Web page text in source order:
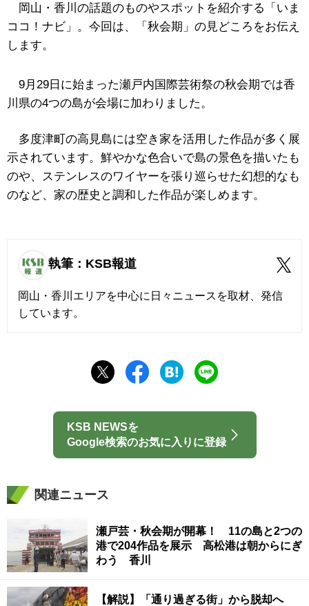
岡山・香川の話題のものやスポットを紹介する「いま
ココ！ナビ」。今回は、「秋会期」の見どころをお伝え
します。
9月29日に始まった瀬戸内国際芸術祭の秋会期では香
川県の4つの島が会場に加わりました。
多度津町の高見島には空き家を活用した作品が多く展
示されています。鮮やかな色合いで島の景色を描いたも
のや、ステンレスのワイヤーを張り巡らせた幻想的なも
のなど、家の歴史と調和した作品が楽しめます。
執筆：KSB報道
岡山・香川エリアを中心に日々ニュースを取材、発信
しています。
KSB NEWSを
Google検索のお気に入りに登録
関連ニュース
瀬戸芸・秋会期が開幕！ 11の島と2つの
港で204作品を展示 高松港は朝からにぎ
わう 香川
【解説】「通り過ぎる街」から脱却へ